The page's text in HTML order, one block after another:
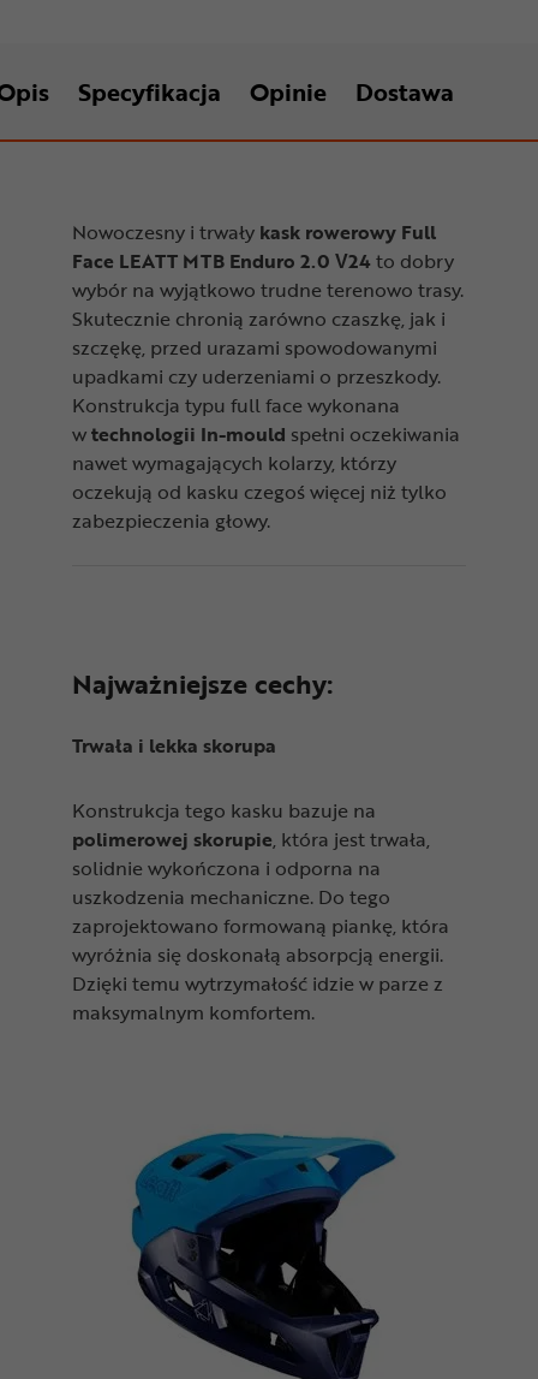
Specyfikacja Opinie Dostawa
Nowoczesny i trwały kask rowerowy Full
Face LEATT MTB Enduro 2.0 V24 to dobry
wybór na wyjątkowo trudne terenowo trasy.
Skutecznie chronią zarówno czaszkę, jak i
szczękę, przed urazami spowodowanymi
upadkami czy uderzeniami o przeszkody.
Konstrukcja typu full face wykonana
wtechnologii In-mould spełni oczekiwania
nawet wymagających kolarzy, którzy
oczekują od kasku czegoś więcej niż tylko
zabezpieczenia głowy.
Najważniejsze cechy:
Trwała i lekka skorupa
Konstrukcja tego kasku bazuje na
polimerowej skorupie, która jest trwała,
solidnie wykończona i odporna na
uszkodzenia mechaniczne. Do tego
zaprojektowano formowaną piankę, która
wyróżnia się doskonałą absorpcją energii.
Dzięki temu wytrzymałość idzie w parze z
maksymalnym komfortem.